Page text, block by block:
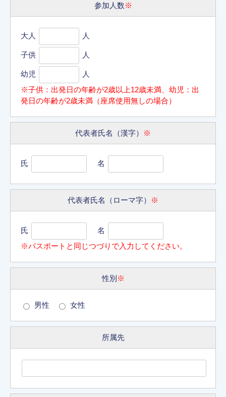
参加人数※
大人 人
子供 人
幼児
人
※子供：出発日の年齢が2歳以上12歳未満、幼児：出
発日の年齢が2歳未満（座席使用無しの場合）
代表者氏名（漢字） ※
氏 名
代表者氏名（ローマ字） ※
氏
名
※パスポートと同じつづりで入力してください。
性別 ※
男性 女性
所属先